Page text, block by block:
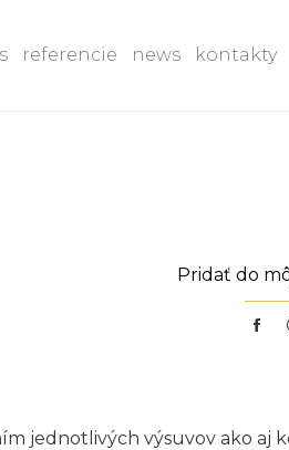
referencie news kontakty
Počet
Pridať do
jednotlivých výsuvov ako aj